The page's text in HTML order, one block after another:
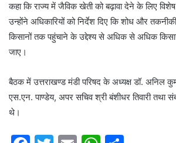
कहा कि राज्य में जैविक खेती को बढ़ावा देने के लिए
उन्होंने अधिकारियों को निर्देश दिए कि शोध और
किसानों तक पहुंचाने के उद्देश्य से अधिक से अधिक
जाए।
बैठक में उत्तराखण्ड मंडी परिषद के अध्यक्ष डॉ. अनिल
एस.एन. पाण्डेय, अपर सचिव श्री बंशीधर तिवारी तथा
थे।